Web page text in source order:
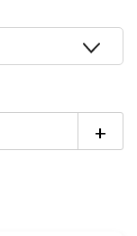
，能承受1.5~2米
位。
干擾原廠功
，輕鬆享受影
+